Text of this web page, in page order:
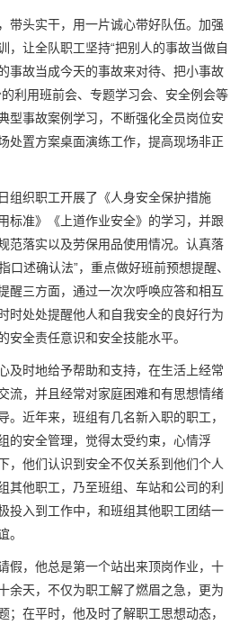
头实干，用一片诚心带好队伍。加强
，让全队职工坚持“把别人的事故当做自
事故当成今天的事故来对待、把小事故
利用班前会、专题学习会、安全例会等
型事故案例学习，不断强化全员岗位安
处置方案桌面演练工作，提高现场非正
织职工开展了《人身安全保护措施
标准》《上道作业安全》的学习，并跟
范落实以及劳保用品使用情况。认真落
口述确认法”，重点做好班前预想提醒、
醒三方面，通过一次次呼唤应答和相互
时处处提醒他人和自我安全的良好行为
安全责任意识和安全技能水平。
时地给予帮助和支持，在生活上经常
流，并且经常对家庭困难和有思想情绪
。近年来，班组有几名新入职的职工，
的安全管理，觉得太受约束，心情浮
，他们认识到安全不仅关系到他们个人
其他职工，乃至班组、车站和公司的利
投入到工作中，和班组其他职工团结一
。
，他总是第一个站出来顶岗作业，十
余天，不仅为职工解了燃眉之急，更为
；在平时，他及时了解职工思想动态，